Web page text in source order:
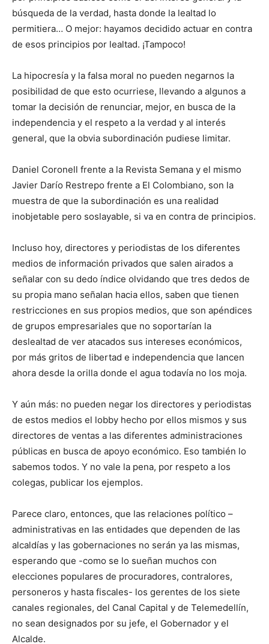
búsqueda de la verdad, hasta donde la lealtad lo
permitiera… O mejor: hayamos decidido actuar en contra
de esos principios por lealtad. ¡Tampoco!
La hipocresía y la falsa moral no pueden negarnos la
posibilidad de que esto ocurriese, llevando a algunos a
tomar la decisión de renunciar, mejor, en busca de la
independencia y el respeto a la verdad y al interés
general, que la obvia subordinación pudiese limitar.
Daniel Coronell frente a la Revista Semana y el mismo
Javier Darío Restrepo frente a El Colombiano, son la
muestra de que la subordinación es una realidad
inobjetable pero soslayable, si va en contra de principios.
Incluso hoy, directores y periodistas de los diferentes
medios de información privados que salen airados a
señalar con su dedo índice olvidando que tres dedos de
su propia mano señalan hacia ellos, saben que tienen
restricciones en sus propios medios, que son apéndices
de grupos empresariales que no soportarían la
deslealtad de ver atacados sus intereses económicos,
por más gritos de libertad e independencia que lancen
ahora desde la orilla donde el agua todavía no los moja.
Y aún más: no pueden negar los directores y periodistas
de estos medios el lobby hecho por ellos mismos y sus
directores de ventas a las diferentes administraciones
públicas en busca de apoyo económico. Eso también lo
sabemos todos. Y no vale la pena, por respeto a los
colegas, publicar los ejemplos.
Parece claro, entonces, que las relaciones político –
administrativas en las entidades que dependen de las
alcaldías y las gobernaciones no serán ya las mismas,
esperando que -como se lo sueñan muchos con
elecciones populares de procuradores, contralores,
personeros y hasta fiscales- los gerentes de los siete
canales regionales, del Canal Capital y de Telemedellín,
no sean designados por su jefe, el Gobernador y el
Alcalde.